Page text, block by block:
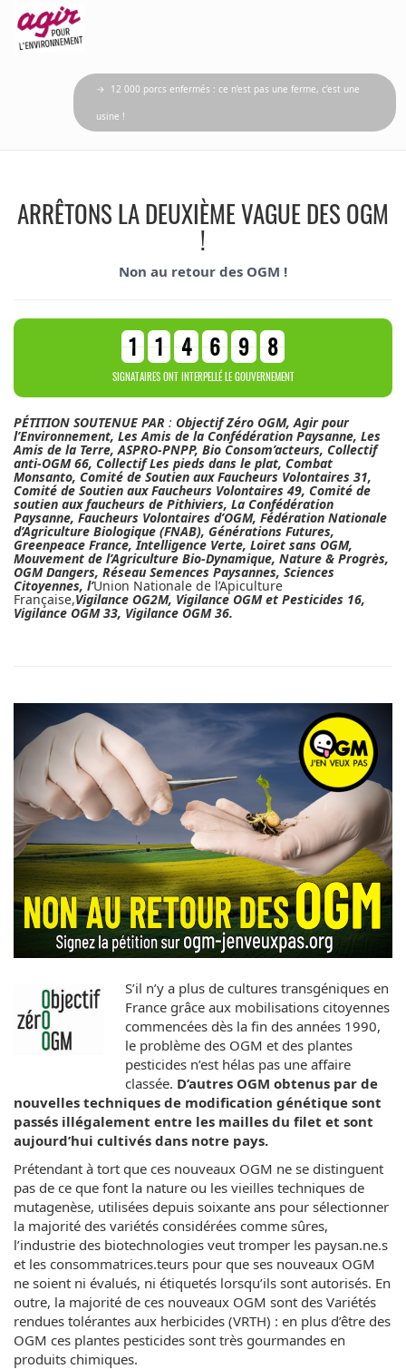
→ 12 000 porcs enfermés : ce n’est pas une ferme, c’est une
usine !
ARRÊTONS LA DEUXIÈME VAGUE DES OGM
!
Non au retour des OGM !
1 1 4 6 9 8
SIGNATAIRES ONT INTERPELLÉ LE GOUVERNEMENT
PÉTITION SOUTENUE PAR : Objectif Zéro OGM, Agir pour
l’Environnement, Les Amis de la Confédération Paysanne, Les
Amis de la Terre, ASPRO-PNPP, Bio Consom’acteurs, Collectif
anti-OGM 66, Collectif Les pieds dans le plat, Combat
Monsanto, Comité de Soutien aux Faucheurs Volontaires 31,
Comité de Soutien aux Faucheurs Volontaires 49, Comité de
soutien aux faucheurs de Pithiviers, La Confédération
Paysanne, Faucheurs Volontaires d’OGM, Fédération Nationale
d’Agriculture Biologique (FNAB), Générations Futures,
Greenpeace France, Intelligence Verte, Loiret sans OGM,
Mouvement de l’Agriculture Bio-Dynamique, Nature & Progrès,
OGM Dangers, Réseau Semences Paysannes, Sciences
Citoyennes, l’Union Nationale de l’Apiculture
Française,Vigilance OG2M, Vigilance OGM et Pesticides 16,
Vigilance OGM 33, Vigilance OGM 36.
S’il n’y a plus de cultures transgéniques en
France grâce aux mobilisations citoyennes
commencées dès la fin des années 1990,
le problème des OGM et des plantes
pesticides n’est hélas pas une affaire
classée. D’autres OGM obtenus par de
nouvelles techniques de modification génétique sont
passés illégalement entre les mailles du filet et sont
aujourd’hui cultivés dans notre pays.
Prétendant à tort que ces nouveaux OGM ne se distinguent
pas de ce que font la nature ou les vieilles techniques de
mutagenèse, utilisées depuis soixante ans pour sélectionner
la majorité des variétés considérées comme sûres,
l’industrie des biotechnologies veut tromper les paysan.ne.s
et les consommatrices.teurs pour que ses nouveaux OGM
ne soient ni évalués, ni étiquetés lorsqu’ils sont autorisés. En
outre, la majorité de ces nouveaux OGM sont des Variétés
rendues tolérantes aux herbicides (VRTH) : en plus d’être des
OGM ces plantes pesticides sont très gourmandes en
produits chimiques.